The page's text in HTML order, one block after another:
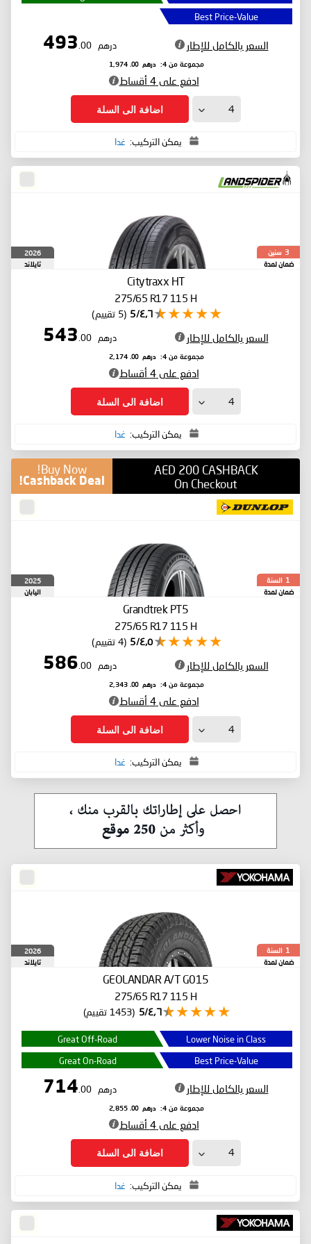
Best Price-Value
السعر بالكامل للإطار درهم 493
.00
مجموعة من 4: درهم 1,974
.00
ادفع على 4 أقساط
اضافة الى السلة
يمكن التركيب: غدا
3 سنين
ضمان لمدة
2026
تايلاند
Citytraxx HT
275/65 R17 115 H
٤٫٦/5 (5 تقييم)
السعر بالكامل للإطار درهم 543
.00
مجموعة من 4: درهم 2,174
.00
ادفع على 4 أقساط
اضافة الى السلة
يمكن التركيب: غدا
AED 200 CASHBACK
On Checkout
Buy Now!
Cashback Deal!
1 السنة
ضمان لمدة
2025
اليابان
Grandtrek PT5
275/65 R17 115 H
٤٫٥/5 (4 تقييم)
السعر بالكامل للإطار درهم 586
.00
مجموعة من 4: درهم 2,343
.00
ادفع على 4 أقساط
اضافة الى السلة
يمكن التركيب: غدا
1 السنة
ضمان لمدة
2026
تايلاند
GEOLANDAR A/T G015
275/65 R17 115 H
٤٫٦/5 (1453 تقييم)
Lower Noise in Class
Great Off-Road
Best Price-Value
Great On-Road
السعر بالكامل للإطار درهم 714
.00
مجموعة من 4: درهم 2,855
.00
ادفع على 4 أقساط
اضافة الى السلة
يمكن التركيب: غدا